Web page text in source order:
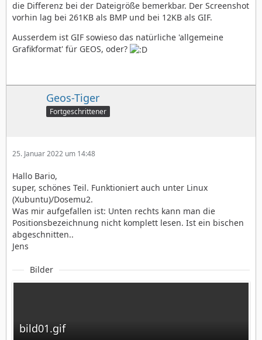
die Differenz bei der Dateigröße bemerkbar. Der Screenshot
vorhin lag bei 261KB als BMP und bei 12KB als GIF.
Ausserdem ist GIF sowieso das natürliche 'allgemeine
Grafikformat' für GEOS, oder?
Geos-Tiger
Fortgeschrittener
25. Januar 2022 um 14:48
Hallo Bario,
super, schönes Teil. Funktioniert auch unter Linux
(Xubuntu)/Dosemu2.
Was mir aufgefallen ist: Unten rechts kann man die
Positionsbezeichnung nicht komplett lesen. Ist ein bischen
abgeschnitten..
Jens
Bilder
bild01.gif